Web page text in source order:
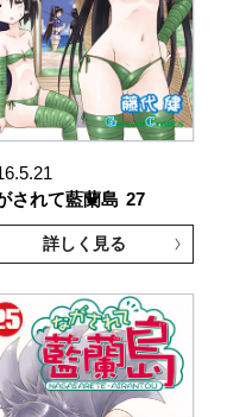
されて藍蘭島 27
詳しく見る